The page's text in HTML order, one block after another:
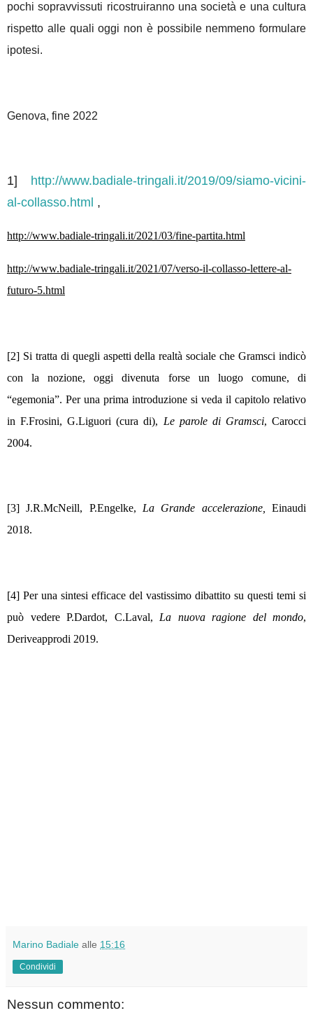
pochi sopravvissuti ricostruiranno una società e una cultura
rispetto alle quali oggi non è possibile nemmeno formulare
ipotesi.
Genova, fine 2022
1] http://www.badiale-tringali.it/2019/09/siamo-vicini-
al-collasso.html ,
http://www.badiale-tringali.it/2021/03/fine-partita.html
http://www.badiale-tringali.it/2021/07/verso-il-collasso-lettere-al-
futuro-5.html
[2] Si tratta di quegli aspetti della realtà sociale che Gramsci indicò
con la nozione, oggi divenuta forse un luogo comune, di
“egemonia”. Per una prima introduzione si veda il capitolo relativo
in F.Frosini, G.Liguori (cura di), Le parole di Gramsci, Carocci
2004.
[3] J.R.McNeill, P.Engelke, La Grande accelerazione,
Einaudi
2018.
[4] Per una sintesi efficace del vastissimo dibattito su questi temi si
può vedere P.Dardot, C.Laval, La nuova ragione del mondo,
Deriveapprodi 2019.
Marino Badiale alle 15:16
Condividi
Nessun commento: